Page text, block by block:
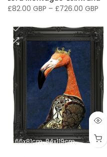
£82.00 GBP – £726.00 GBP
66x81cm 84x119cm 102x152cm